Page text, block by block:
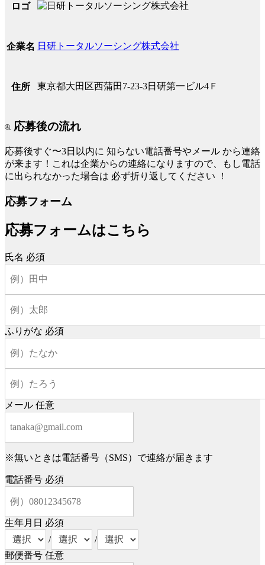
ロゴ
企業名 日研トータルソーシング株式会社
住所 東京都大田区西蒲田7-23-3日研第一ビル4Ｆ
応募後の流れ
応募後すぐ〜3日以内に 知らない電話番号やメール から連絡
が来ます！これは企業からの連絡になりますので、もし電話
に出られなかった場合は 必ず折り返してください ！
応募フォーム
応募フォームはこちら
氏名 必須
ふりがな 必須
メール 任意
※無いときは電話番号（SMS）で連絡が届きます
電話番号 必須
生年月日 必須
/
/
郵便番号 任意